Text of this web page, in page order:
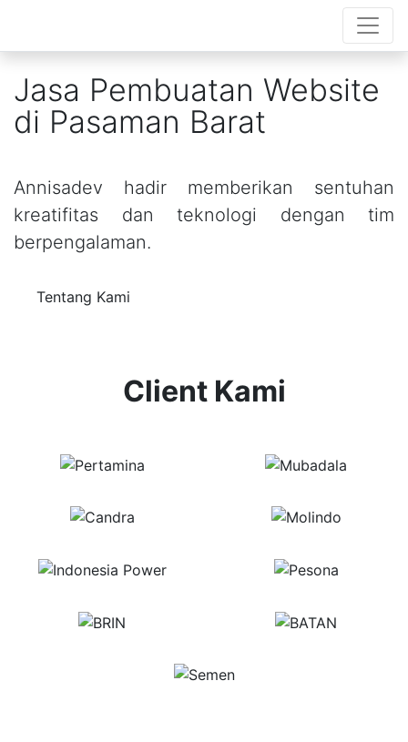
Jasa Pembuatan Website
di Pasaman Barat
Annisadev hadir memberikan sentuhan
kreatifitas dan teknologi dengan tim
berpengalaman.
Tentang Kami
Client Kami